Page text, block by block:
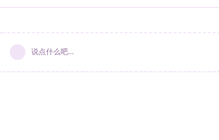
说点什么吧...